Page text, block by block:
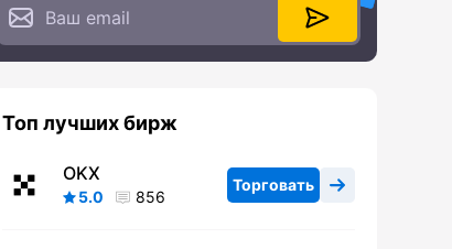
Топ лучших бирж
OKX
5.0 856
Торговать